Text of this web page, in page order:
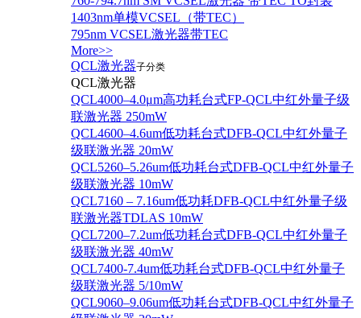
1403nm单模VCSEL（带TEC）
795nm VCSEL激光器带TEC
More>>
QCL激光器子分类
QCL激光器
QCL4000–4.0μm高功耗台式FP-QCL中红外量子级
联激光器 250mW
QCL4600–4.6um低功耗台式DFB-QCL中红外量子
级联激光器 20mW
QCL5260–5.26um低功耗台式DFB-QCL中红外量子
级联激光器 10mW
QCL7160 – 7.16um低功耗DFB-QCL中红外量子级
联激光器TDLAS 10mW
QCL7200–7.2um低功耗台式DFB-QCL中红外量子
级联激光器 40mW
QCL7400-7.4um低功耗台式DFB-QCL中红外量子
级联激光器 5/10mW
QCL9060–9.06um低功耗台式DFB-QCL中红外量子